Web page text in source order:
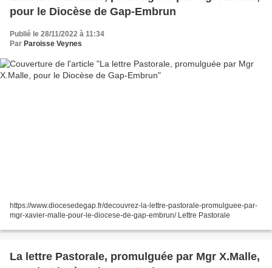
pour le Diocèse de Gap-Embrun
Publié le 28/11/2022 à 11:34
Par Paroisse Veynes
https://www.diocesedegap.fr/decouvrez-la-lettre-pastorale-promulguee-par-
mgr-xavier-malle-pour-le-diocese-de-gap-embrun/ Lettre Pastorale
La lettre Pastorale, promulguée par Mgr X.Malle,